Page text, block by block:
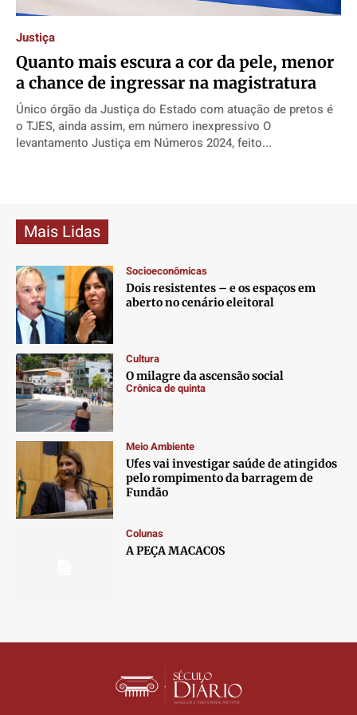
Direitos
Economia
Cultura
Colunas
Caetano Roque
Gustavo Bastos
Publicidade Legal
Quem Somos
Expediente
Contato
Anuncie
Termos de Uso
Privacidade
Direitos
Economia
Cultura
Colunas
Caetano Roque
Gustavo Bastos
Publicidade Legal
Quem Somos
Expediente
Contato
Anuncie
Termos de Uso
Privacidade
Direitos
Economia
Cultura
Colunas
Caetano Roque
Gustavo Bastos
Publicidade Legal
Quem Somos
Expediente
Contato
Anuncie
Termos de Uso
Privacidade
Direitos
Economia
Cultura
Colunas
Caetano Roque
Gustavo Bastos
Publicidade Legal
Quem Somos
Expediente
Contato
Anuncie
Termos de Uso
Privacidade
Justiça
Quanto mais escura a cor da pele, menor
a chance de ingressar na magistratura
Único órgão da Justiça do Estado com atuação de pretos é
o TJES, ainda assim, em número inexpressivo O
levantamento Justiça em Números 2024, feito...
Mais Lidas
Socioeconômicas
Dois resistentes – e os espaços em
aberto no cenário eleitoral
Cultura
O milagre da ascensão social
Crônica de quinta
Meio Ambiente
Ufes vai investigar saúde de atingidos
pelo rompimento da barragem de
Fundão
Colunas
A PEÇA MACACOS